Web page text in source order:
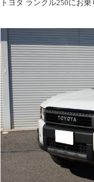
トヨタ ランクル250にお